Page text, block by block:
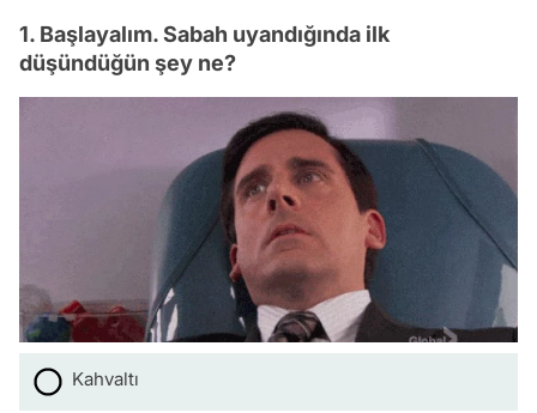
1. Başlayalım. Sabah uyandığında ilk
düşündüğün şey ne?
Kahvaltı